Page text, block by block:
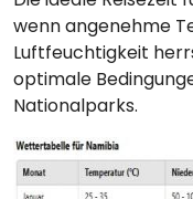
wenn angenehme
Luftfeuchtigkeit
optimale
Nationalparks.